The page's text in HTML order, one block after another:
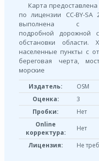
Карта
по лицензии СС-BY-SA
выполнена с
подробной дорожной
обстановки области.
населенные пункты с
береговая черта,
морские
Издатель:
OSM
Оценка:
3
Пробки:
Нет
Online
корректура:
Нет
Лицензия: Не